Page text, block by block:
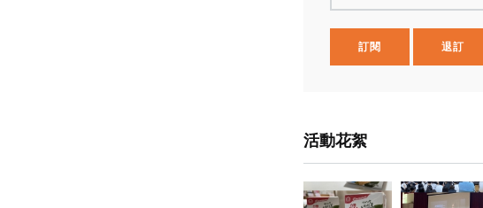
訂閱 退訂
活動花絮